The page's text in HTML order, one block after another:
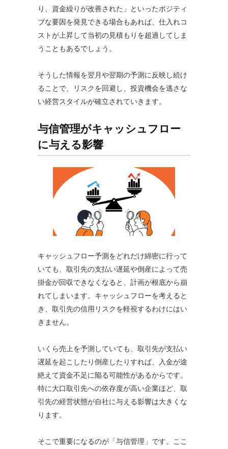
り、資金繰りが改善された」といったポジティ
ブな要因を発見できる場合もあれば、仕入れコ
ストが上昇して当初の見積もりを超過してしま
うこともあるでしょう。
そうした情報を翌月や翌期の予測に反映し続け
ることで、リスクを回避し、投資機会を逃さな
い経営スタイルが確立されていきます。
与信管理がキャッシュフロー
に与える影響
キャッシュフロー予測をどれだけ綿密に行って
いても、取引先の支払い遅延や倒産によって売
掛金が回収できなくなると、計画が根底から崩
れてしまいます。キャッシュフローを考えると
き、取引先の信用リスクを軽視するわけにはい
きません。
いくら売上を予測していても、取引先が支払い
遅延を起こしたり倒産したりすれば、入金が途
絶えて資金不足に陥る可能性があるからです。
特に大口取引先への依存度が高い企業ほど、取
引先の経営状態が自社に与える影響は大きくな
ります。
そこで重要になるのが「与信管理」です。ここ